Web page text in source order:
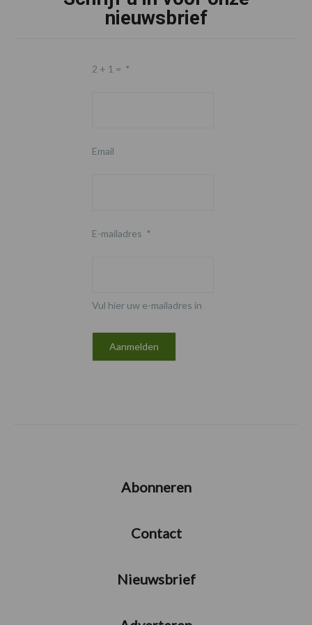
nieuwsbrief
2 + 1 = *
Email
E-mailadres *
Vul hier uw e-mailadres in
Abonneren
Contact
Nieuwsbrief